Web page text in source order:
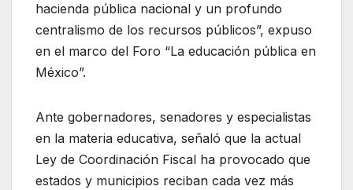
hacienda pública nacional y un profundo
centralismo de los recursos públicos”, expuso
en el marco del Foro “La educación pública en
México”.
Ante gobernadores, senadores y especialistas
en la materia educativa, señaló que la actual
Ley de Coordinación Fiscal ha provocado que
estados y municipios reciban cada vez más